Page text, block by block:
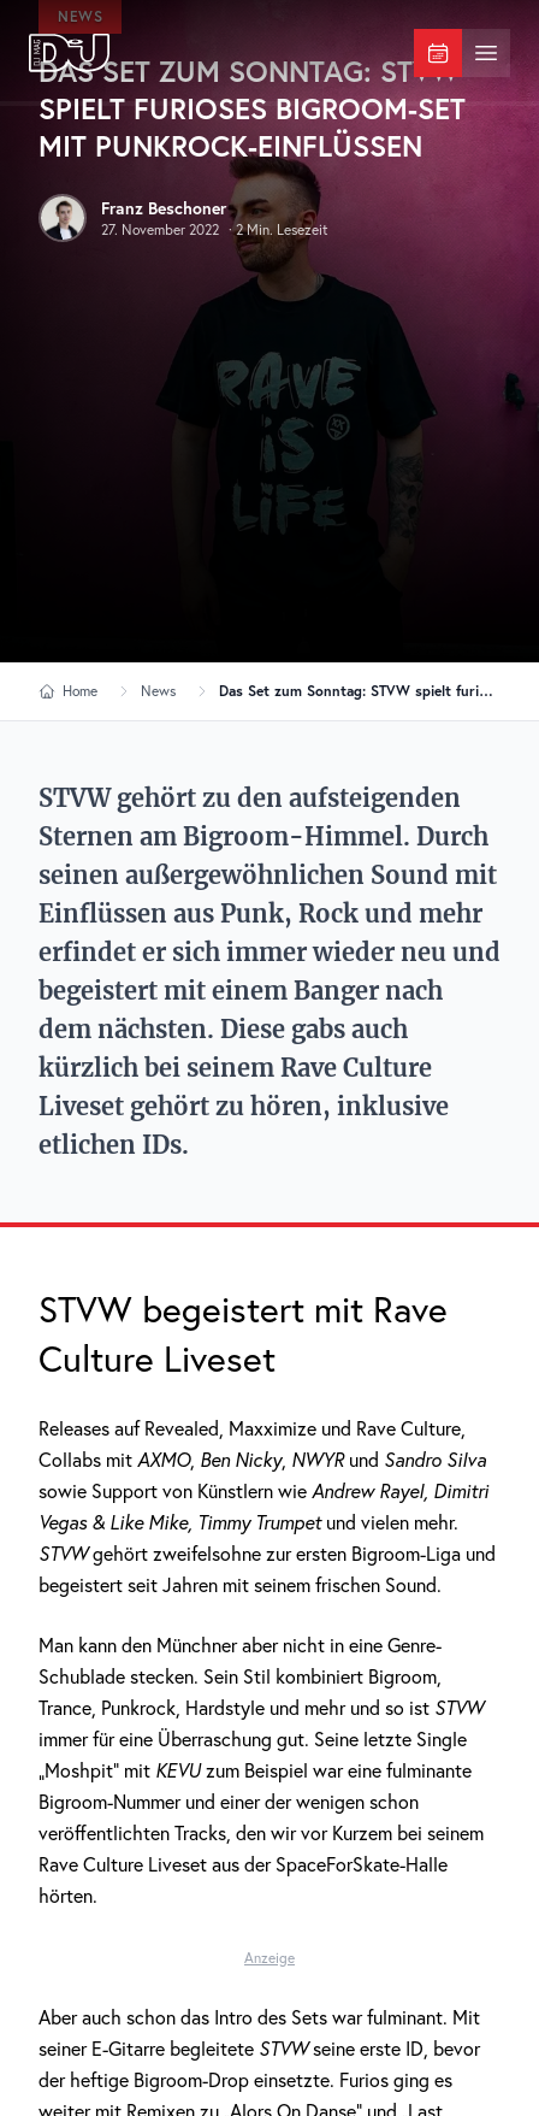
Zum Hauptinhalt springen
DJ Mag Germany Menü
NEWS
DAS SET ZUM SONNTAG: STVW
SPIELT FURIOSES BIGROOM-SET
MIT PUNKROCK-EINFLÜSSEN
Franz Beschoner
27. November 2022 ·2Min. Lesezeit
Home News Das Set zum Sonntag: STVW spielt furioses Bigroom-Set mit Punkrock-Einflüssen
STVW gehört zu den aufsteigenden
Sternen am Bigroom-Himmel. Durch
seinen außergewöhnlichen Sound mit
Einflüssen aus Punk, Rock und mehr
erfindet er sich immer wieder neu und
begeistert mit einem Banger nach
dem nächsten. Diese gabs auch
kürzlich bei seinem Rave Culture
Liveset gehört zu hören, inklusive
etlichen IDs.
STVW begeistert mit Rave
Culture Liveset
Releases auf Revealed, Maxximize und Rave Culture,
Collabs mit AXMO, Ben Nicky, NWYR und Sandro Silva
sowie Support von Künstlern wie Andrew Rayel, Dimitri
Vegas & Like Mike, Timmy Trumpetund vielen mehr.
STVWgehört zweifelsohne zur ersten Bigroom-Liga und
begeistert seit Jahren mit seinem frischen Sound.
Man kann den Münchner aber nicht in eine Genre-
Schublade stecken. Sein Stil kombiniert Bigroom,
Trance, Punkrock, Hardstyle und mehr und so ist STVW
immer für eine Überraschung gut. Seine letzte Single
„Moshpit“ mit KEVUzum Beispiel war eine fulminante
Bigroom-Nummer und einer der wenigen schon
veröffentlichten Tracks, den wir vor Kurzem bei seinem
Rave Culture Liveset aus der SpaceForSkate-Halle
hörten.
Anzeige
Aber auch schon das Intro des Sets war fulminant. Mit
seiner E-Gitarre begleitete STVWseine erste ID, bevor
der heftige Bigroom-Drop einsetzte. Furios ging es
weiter mit Remixen zu „Alors On Danse“ und „Last